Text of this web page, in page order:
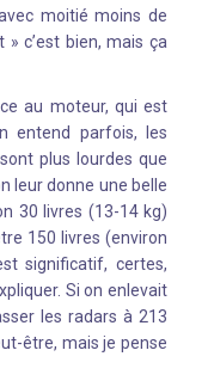
moitié moins de
c’est bien, mais ça
au moteur, qui est
entend parfois, les
plus lourdes que
leur donne une belle
30 livres (13-14 kg)
150 livres (environ
significatif, certes,
Si on enlevait
les radars à 213
être, mais je pense